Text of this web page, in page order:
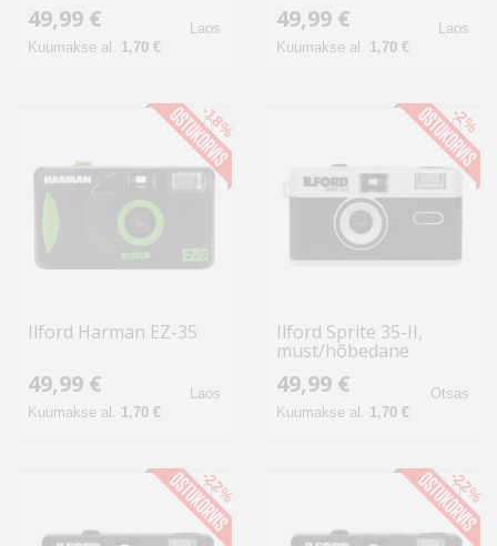
49,99 €
Kuumakse al. 1,70 €
Laos 49,99 €
Kuumakse al. 1,70 €
Laos
Ilford Harman EZ-35
49,99 €
Kuumakse al. 1,70 €
Laos
-18%
Ilford Sprite 35-II,
must/hõbedane
49,99 €
Kuumakse al. 1,70 €
Otsas
-2%
-22% -22%